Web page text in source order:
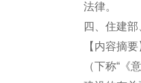
法律。
四、住建
【内容摘
（下称“《